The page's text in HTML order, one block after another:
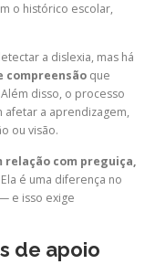
o histórico escolar,
a dislexia, mas há
compreensão que
disso, o processo
afetar a aprendizagem,
ou visão.
relação com preguiça,
Ela é uma diferença no
e isso exige
de apoio